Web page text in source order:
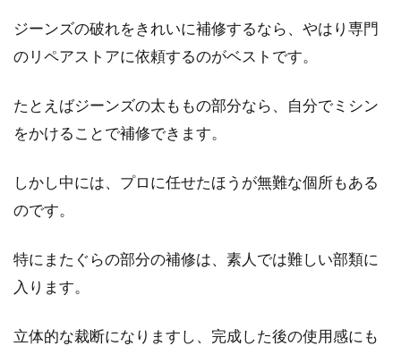
ジーンズの破れをきれいに補修するなら、やはり専門
のリペアストアに依頼するのがベストです。
たとえばジーンズの太ももの部分なら、自分でミシン
をかけることで補修できます。
しかし中には、プロに任せたほうが無難な個所もある
のです。
特にまたぐらの部分の補修は、素人では難しい部類に
入ります。
立体的な裁断になりますし、完成した後の使用感にも